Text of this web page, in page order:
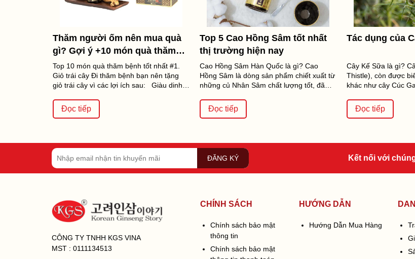
Thăm người ốm nên mua quà
gì? Gợi ý +10 món quà thăm
bệnh tốt nhất
Top 10 món quà thăm bệnh tốt nhất #1.
Giỏ trái cây Đi thăm bệnh bạn nên tặng
giỏ trái cây vì các lợi ích sau: Giàu dinh
Đọc tiếp
Top 5 Cao Hồng Sâm tốt nhất
thị trường hiện nay
Cao Hồng Sâm Hàn Quốc là gì? Cao
Hồng Sâm là dòng sản phẩm chiết xuất từ
những củ Nhân Sâm chất lượng tốt, đã
Đọc tiếp
Tác dụng của
Cây Kế Sữa là gì?
Thistle), còn được
khác như cây Cúc
Đọc tiếp
ĐĂNG KÝ Kết nối với
CÔNG TY TNHH KGS VINA
MST : 0111134513
CHÍNH SÁCH
Chính sách bảo mật
thông tin
Chính sách bảo mật
HƯỚNG DẪN
Hướng Dẫn Mua Hàng